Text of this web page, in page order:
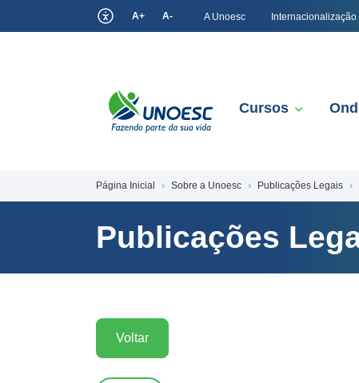
A+ A- A Unoesc Internacionalização
Cursos
Página Inicial Sobre a Unoesc Publicações Legais
Publicações
Voltar